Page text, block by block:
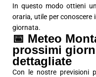
In questo modo ottieni
oraria, utile per
giornata.
📅 Meteo
prossimi
dettagliate
Con le nostre previsioni